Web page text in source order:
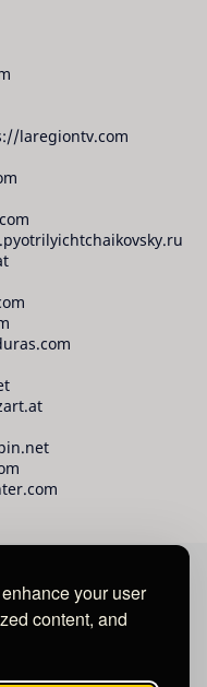
your user
content, and
laregiontv.com
LLC